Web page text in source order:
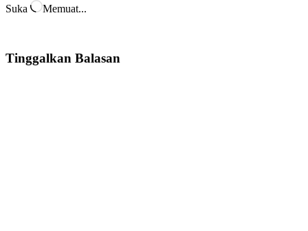
Suka Memuat...
Tinggalkan Balasan